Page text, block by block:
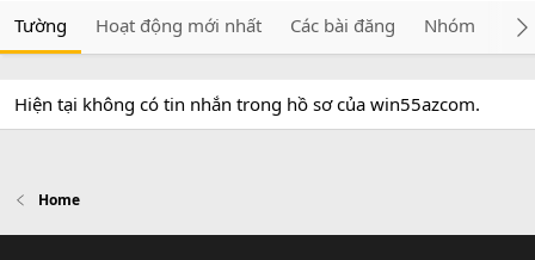
Tường Hoạt động mới nhất Các bài đăng Nhóm
Hiện tại không có tin nhắn trong hồ sơ của win55azcom.
Home